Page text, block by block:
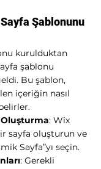
Şablonunu
kurulduktan
şablonu
Bu şablon,
içeriğin nasıl
Oluşturma: Wix
sayfa oluşturun ve
Sayfa”yı seçin.
: Gerekli